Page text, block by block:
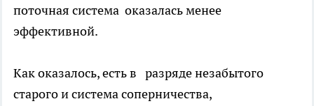
поточная система оказалась менее
эффективной.
Как оказалось, есть в разряде незабытого
старого и система соперничества,